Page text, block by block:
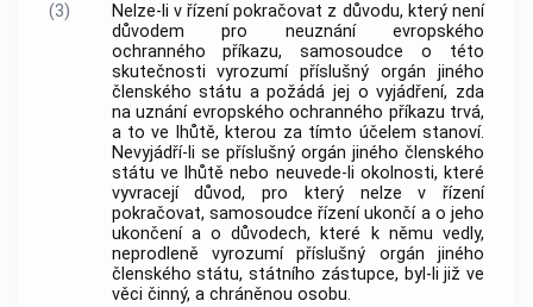
(3)
Nelze-li v řízení pokračovat z důvodu, který není
důvodem pro neuznání evropského
ochranného příkazu, samosoudce o této
skutečnosti vyrozumí příslušný orgán jiného
členského státu a požádá jej o vyjádření, zda
na uznání evropského ochranného příkazu trvá,
a to ve lhůtě, kterou za tímto účelem stanoví.
Nevyjádří-li se příslušný orgán jiného členského
státu ve lhůtě nebo neuvede-li okolnosti, které
vyvracejí důvod, pro který nelze v řízení
pokračovat, samosoudce řízení ukončí a o jeho
ukončení a o důvodech, které k němu vedly,
neprodleně vyrozumí příslušný orgán jiného
členského státu, státního zástupce, byl-li již ve
věci činný, a chráněnou osobu.